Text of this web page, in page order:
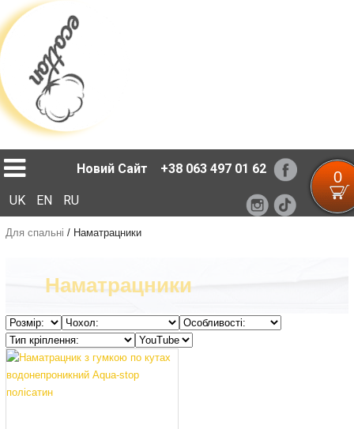
Новий Сайт +38 063 497 01 62 0
UK EN RU
Для спальні / Наматрацники
Наматрацники